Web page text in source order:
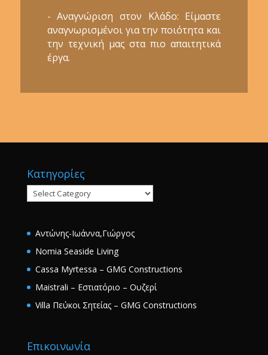
- Αναγνώριση στον Κλάδο: Είμαστε
αναγνωρισμένοι για την ποιότητα και
την τεχνική μας στα πιο απαιτητικά
έργα.
Κατηγορίες
Κατηγορίες
Αντώνης-Ιωάννα,Γιώργος
Nomia Seaside Living
Cassa Myrtessa – GMG Constructions
Maistrali – Εστιατόριο – Ουζερί
Villa Πεύκοι Σητείας – GMG Constructions
Επικοινωνία